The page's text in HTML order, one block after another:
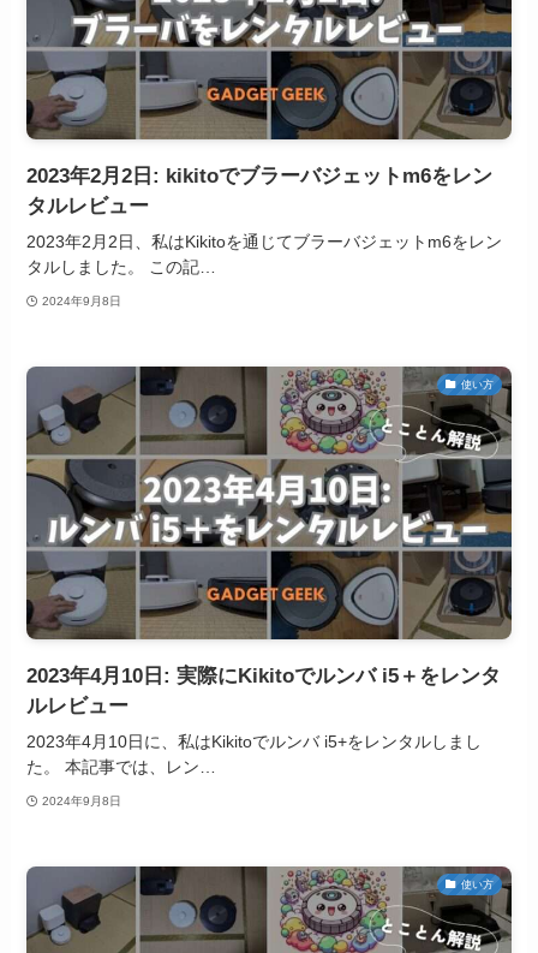
2023年2月2日: kikitoでブラーバジェットm6をレン
タルレビュー
2023年2月2日、私はKikitoを通じてブラーバジェットm6をレン
タルしました。 この記…
2024年9月8日
使い方
2023年4月10日: 実際にKikitoでルンバ i5＋をレンタ
ルレビュー
2023年4月10日に、私はKikitoでルンバ i5+をレンタルしまし
た。 本記事では、レン…
2024年9月8日
使い方